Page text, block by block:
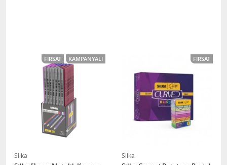
FIRSAT KAMPANYALI
Silka
FIRSAT
Silka